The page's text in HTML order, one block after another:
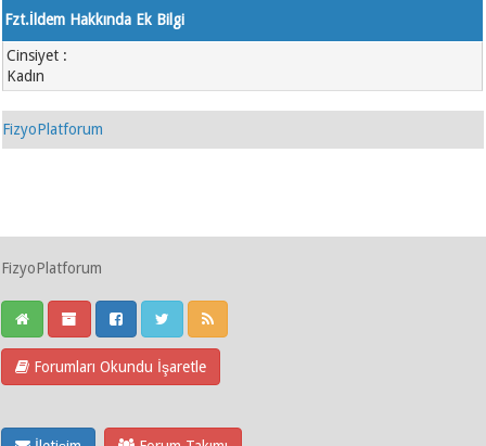
Fzt.İldem Hakkında Ek Bilgi
Cinsiyet :
Kadın
FizyoPlatforum
FizyoPlatforum
Forumları Okundu İşaretle